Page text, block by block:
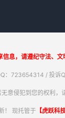
息，请遵纪守法、
：723654314 / 投诉
无意侵犯到您的权利
！ 现托管于 【虎跃科技